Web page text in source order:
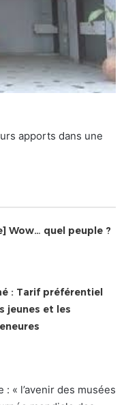
apports dans une
Wow… quel peuple ?
: Tarif préférentiel
jeunes et les
: « l’avenir des musées